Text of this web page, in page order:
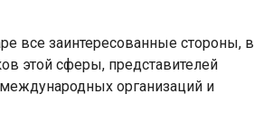
все заинтересованные стороны, в
этой сферы, представителей
организаций и